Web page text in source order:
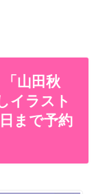
山田秋
イラスト
まで予約